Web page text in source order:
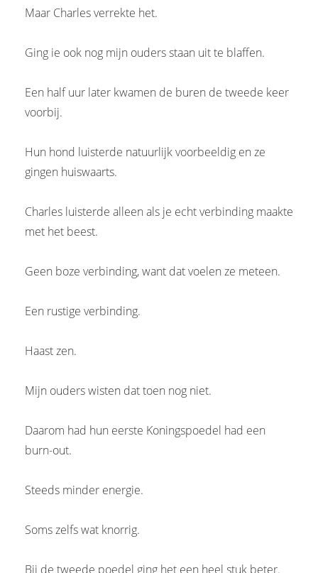
Maar Charles verrekte het.
Ging ie ook nog mijn ouders staan uit te blaffen.
Een half uur later kwamen de buren de tweede keer
voorbij.
Hun hond luisterde natuurlijk voorbeeldig en ze
gingen huiswaarts.
Charles luisterde alleen als je echt verbinding maakte
met het beest.
Geen boze verbinding, want dat voelen ze meteen.
Een rustige verbinding.
Haast zen.
Mijn ouders wisten dat toen nog niet.
Daarom had hun eerste Koningspoedel had een
burn-out.
Steeds minder energie.
Soms zelfs wat knorrig.
Bij de tweede poedel ging het een heel stuk beter.